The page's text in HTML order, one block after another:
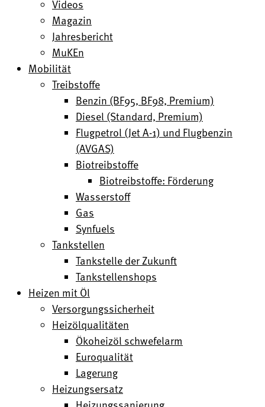
Videos
Magazin
Jahresbericht
MuKEn
Mobilität
Treibstoffe
Benzin (BF95, BF98, Premium)
Diesel (Standard, Premium)
Flugpetrol (Jet A-1) und Flugbenzin
(AVGAS)
Biotreibstoffe
Biotreibstoffe: Förderung
Wasserstoff
Gas
Synfuels
Tankstellen
Tankstelle der Zukunft
Tankstellenshops
Heizen mit Öl
Versorgungssicherheit
Heizölqualitäten
Ökoheizöl schwefelarm
Euroqualität
Lagerung
Heizungsersatz